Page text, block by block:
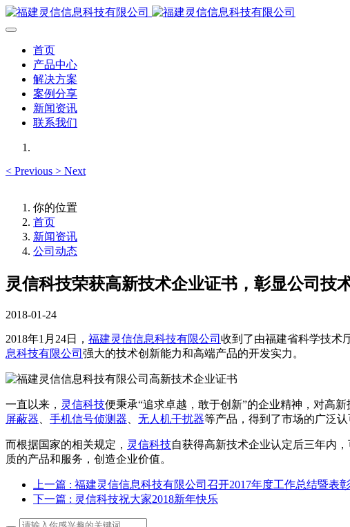
首页
产品中心
解决方案
案例分享
新闻资讯
联系我们
< Previous > Next
你的位置
首页
新闻资讯
公司动态
灵信科技荣获高新技术企业证书，彰显公司技
2018-01-24
2018年1月24日， 福建灵信信息科技有限公司 收到了由福建省科学技术
息科技有限公司 强大的技术创新能力和高端产品的开发实力。
一直以来， 灵信科技便秉承“追求卓越，敢于创新”的企业精神，对高
屏蔽器
手机信号侦测器 无人机干扰器等产品，得到了市场的广泛认
而根据国家的相关规定， 灵信科技自获得高新技术企业认定后三年内
质的产品和服务，创造企业价值。
上一篇 : 福建灵信信息科技有限公司召开2017年度工作总结暨表
下一篇 : 灵信科技祝大家2018新年快乐